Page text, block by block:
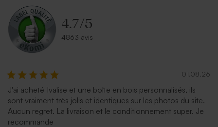
Enveloppe couleur bleu nuit Enveloppe noire rectangle
4.7/5
4863 avis
01.08.26
J'ai acheté 1valise et une boîte en bois personnalisés, ils
sont vraiment très jolis et identiques sur les photos du site.
Aucun regret. La livraison et le conditionnement super. Je
recommande